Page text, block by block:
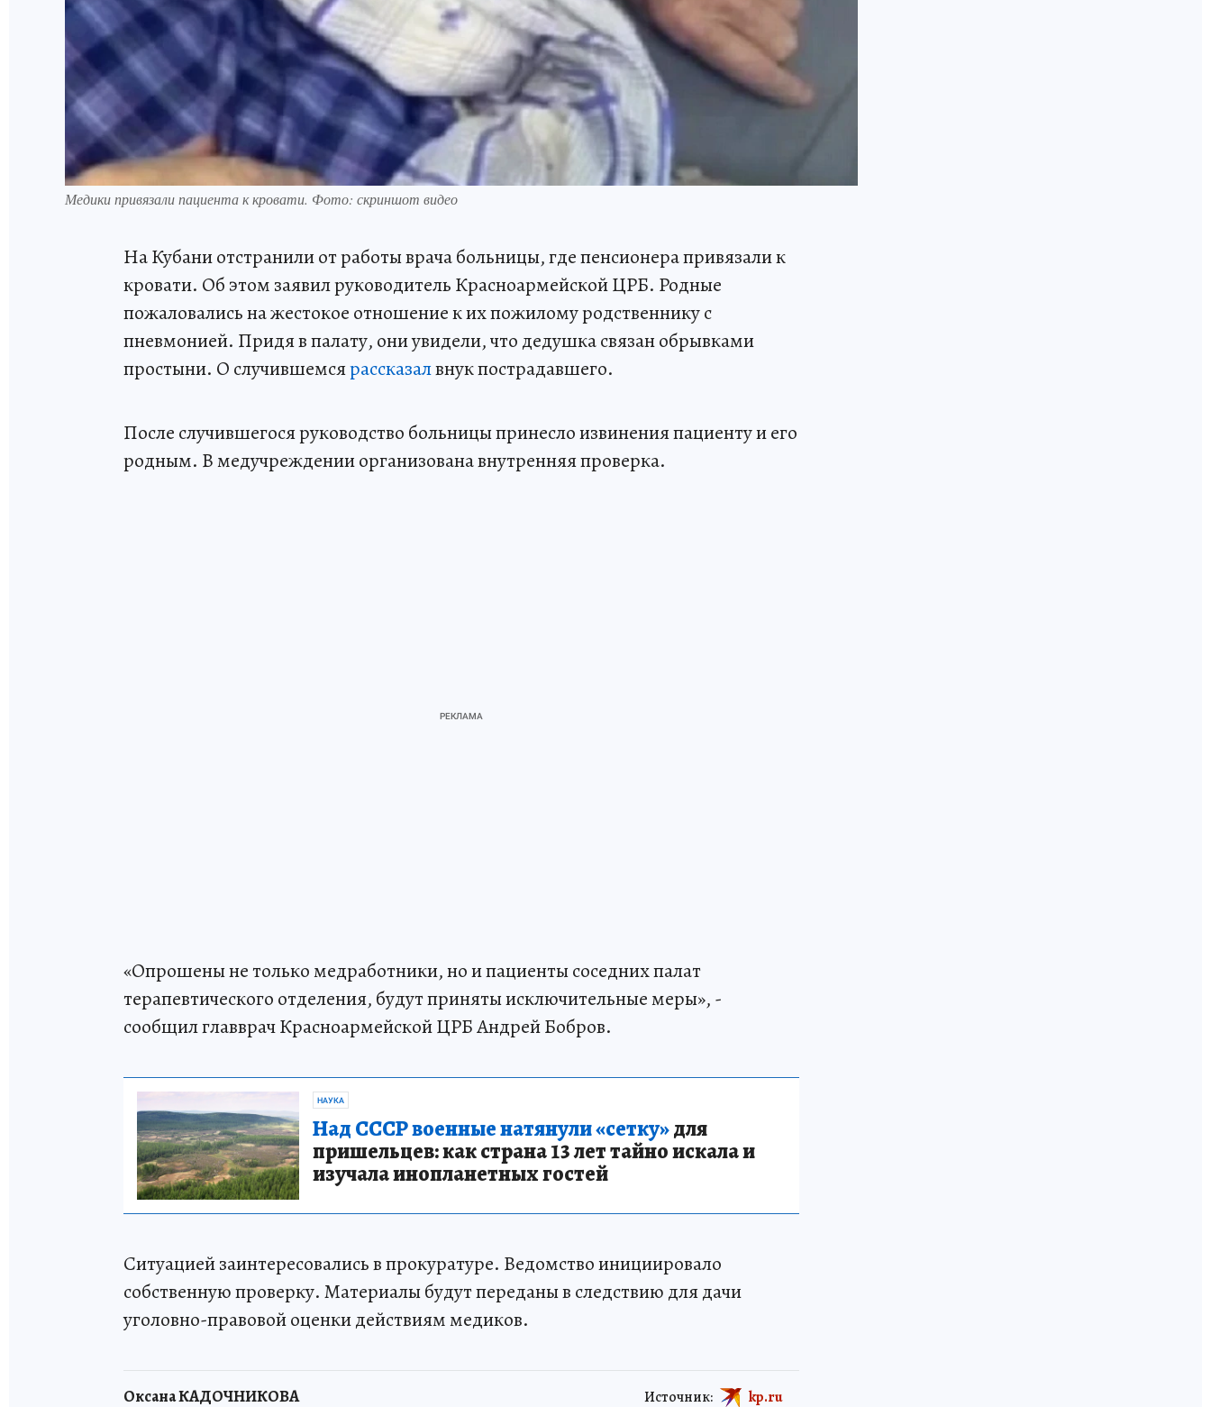
Медики привязали пациента к кровати. Фото: скриншот видео
На Кубани отстранили от работы врача больницы, где пенсионера привязали к
кровати. Об этом заявил руководитель Красноармейской ЦРБ. Родные
пожаловались на жестокое отношение к их пожилому родственнику с
пневмонией. Придя в палату, они увидели, что дедушка связан обрывками
простыни. О случившемсярассказалвнук пострадавшего.
После случившегося руководство больницы принесло извинения пациенту и его
родным. В медучреждении организована внутренняя проверка.
«Опрошены не только медработники, но и пациенты соседних палат
терапевтического отделения, будут приняты исключительные меры», -
сообщил главврач Красноармейской ЦРБ Андрей Бобров.
НАУКА
Над СССР военные натянули «сетку»для
пришельцев: как страна 13 лет тайно искала и
изучала инопланетных гостей
Ситуацией заинтересовались в прокуратуре. Ведомство инициировало
собственную проверку. Материалы будут переданы в следствию для дачи
уголовно-правовой оценки действиям медиков.
Оксана КАДОЧНИКОВА Источник: kp.ru